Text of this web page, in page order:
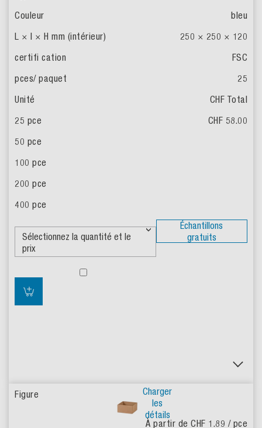
bleu
250 × 250 × 120
FSC
25
CHF Total
CHF 58.00
Échantillons
gratuits
Charger
les
détails
À partir de CHF 1.89 / pce